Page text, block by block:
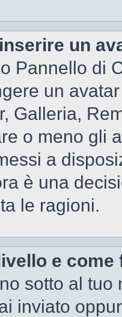
un
Pannello di
un
Galleria,
o meno gli
a
è una
le ragioni.
e
sotto al
inviato